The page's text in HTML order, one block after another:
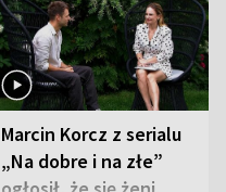
Marcin Korcz z serialu
„Na dobre i na złe”